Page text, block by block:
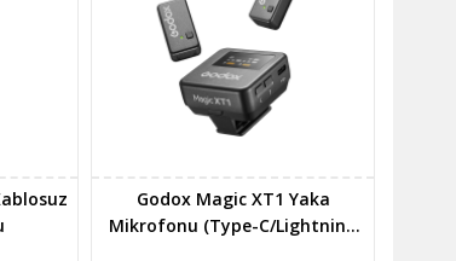
Godox Magic XT1 Yaka
Mikrofonu (Type-C/Lightning